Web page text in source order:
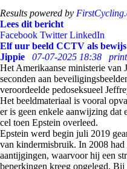
Results powered by
Lees dit bericht
Facebook Twitter LinkedIn
Elf uur beeld CCTV als
Jippie
07-07-2025 18:38
print
Het Amerikaanse ministerie van
seconden aan
veroordeelde pedoseksueel
Het beeldmateriaal is vooral
er is geen enkele aanwijzing dat
cel toen Epstein overleed.
Epstein werd begin juli 2019
van kindermisbruik. In 2008 had
aantijgingen, waarvoor hij een
beperkingen kreeg opgelegd.